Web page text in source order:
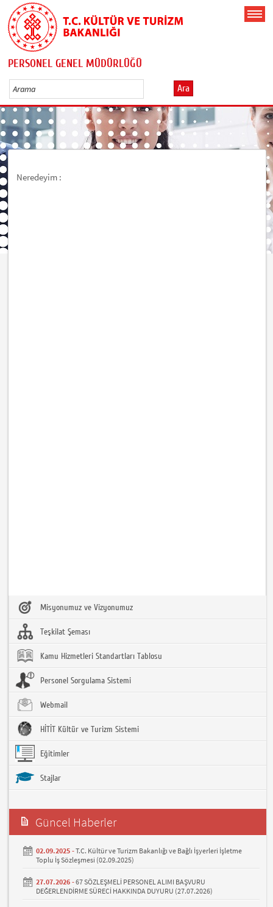
PERSONEL GENEL MÜDÜRLÜĞÜ
Ara
Neredeyim :
Misyonumuz ve Vizyonumuz
Teşkilat Şeması
Kamu Hizmetleri Standartları Tablosu
Personel Sorgulama Sistemi
Webmail
HİTİT Kültür ve Turizm Sistemi
Eğitimler
Stajlar
Güncel Haberler
02.09.2025 -T.C. Kültür ve Turizm Bakanlığı ve Bağlı İşyerleri İşletme
Toplu İş Sözleşmesi (02.09.2025)
27.07.2026 -67 SÖZLEŞMELİ PERSONEL ALIMI BAŞVURU
DEĞERLENDİRME SÜRECİ HAKKINDA DUYURU (27.07.2026)